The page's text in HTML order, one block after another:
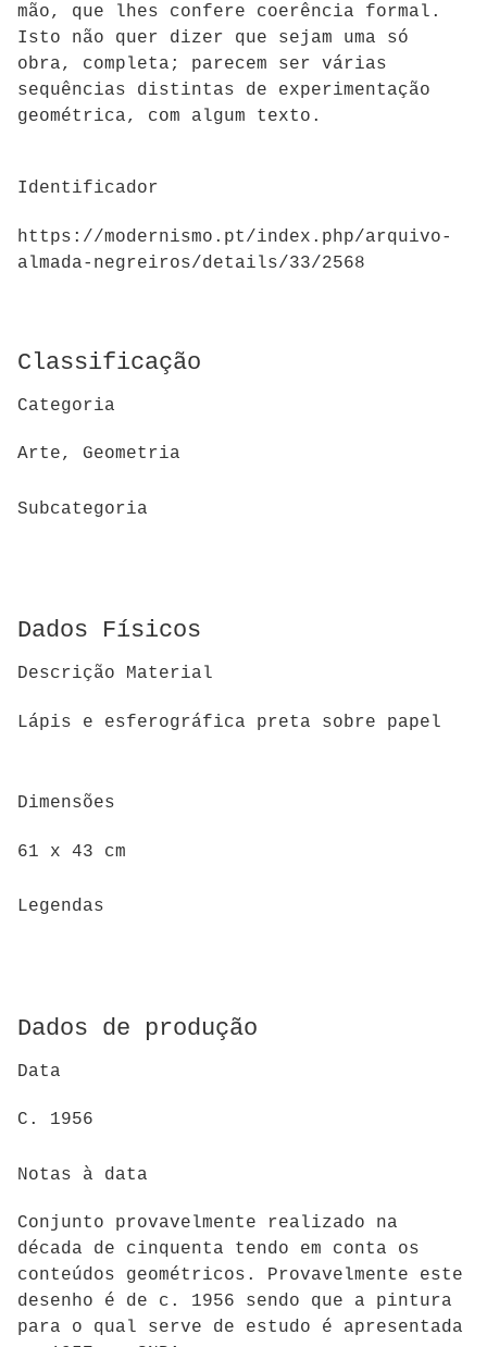
mão, que lhes confere coerência formal.
Isto não quer dizer que sejam uma só
obra, completa; parecem ser várias
sequências distintas de experimentação
geométrica, com algum texto.
Identificador
https://modernismo.pt/index.php/arquivo-
almada-negreiros/details/33/2568
Classificação
Categoria
Arte, Geometria
Subcategoria
Dados Físicos
Descrição Material
Lápis e esferográfica preta sobre papel
Dimensões
61 x 43 cm
Legendas
Dados de produção
Data
C. 1956
Notas à data
Conjunto provavelmente realizado na
década de cinquenta tendo em conta os
conteúdos geométricos. Provavelmente este
desenho é de c. 1956 sendo que a pintura
para o qual serve de estudo é apresentada